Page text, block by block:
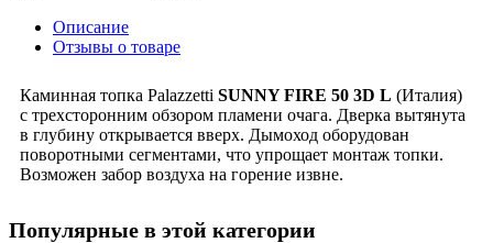
Описание
Отзывы о товаре
Каминная топка Palazzetti SUNNY FIRE 50 3D L (Италия)
с трехсторонним обзором пламени очага. Дверка вытянута
в глубину открывается вверх. Дымоход оборудован
поворотными сегментами, что упрощает монтаж топки.
Возможен забор воздуха на горение извне.
Популярные в этой категории